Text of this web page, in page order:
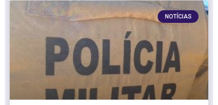
NOTÍCIAS